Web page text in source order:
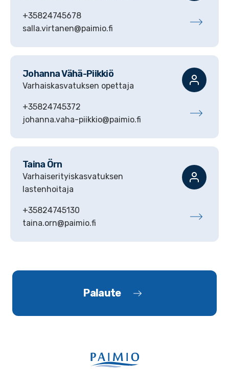
+35824745678
salla.virtanen@paimio.fi
JohannaVähä-Piikkiö
Varhaiskasvatuksen opettaja
+35824745372
johanna.vaha-piikkio@paimio.fi
Taina Örn
Varhaiserityiskasvatuksen
lastenhoitaja
+35824745130
taina.orn@paimio.fi
Palaute